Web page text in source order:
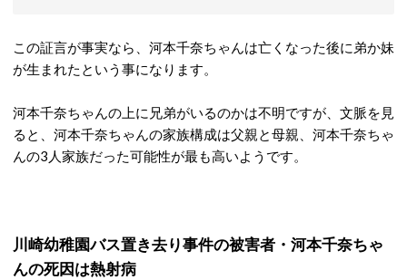
この証言が事実なら、河本千奈ちゃんは亡くなった後に弟か妹
が生まれたという事になります。
河本千奈ちゃんの上に兄弟がいるのかは不明ですが、文脈を見
ると、河本千奈ちゃんの家族構成は父親と母親、河本千奈ちゃ
んの3人家族だった可能性が最も高いようです。
川崎幼稚園バス置き去り事件の被害者・河本千奈ちゃ
んの死因は熱射病